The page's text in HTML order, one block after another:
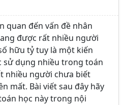
quan đến vấn đề nhân
được rất nhiều người
hữu tỷ tuy là một kiến
dụng nhiều trong toán
nhiều người chưa biết
mất. Bài viết sau đây hãy
học này trong nội